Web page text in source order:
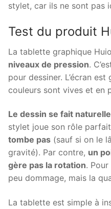
stylet, car ils ne sont pas
Test du produit
La tablette graphique
niveaux de pression.
pour dessiner. L’écran
couleurs sont vives et en
Le dessin se fait
stylet joue son rôle
tombe pas (sauf si on le
gravité). Par contre, un
gère pas la rotation.
peu dommage, mais la
La tablette est simple à